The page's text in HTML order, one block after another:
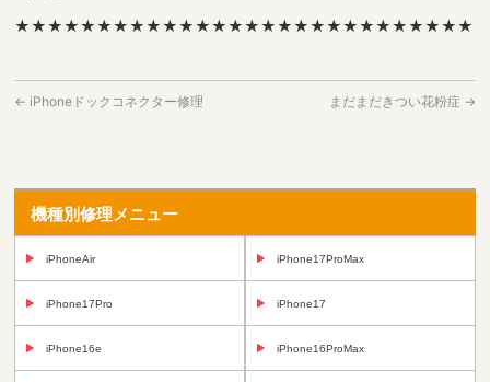
← iPhoneドックコネクター修理 まだまだきつい花粉症 →
機種別修理メニュー
iPhoneAir iPhone17ProMax
iPhone17Pro iPhone17
iPhone16e iPhone16ProMax